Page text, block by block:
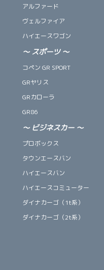
アルファード
ヴェルファイア
ハイエースワゴン
～ スポーツ ～
コペン GR SPORT
GRヤリス
GRカローラ
GR86
～ ビジネスカー ～
プロボックス
タウンエースバン
ハイエースバン
ハイエースコミューター
ダイナカーゴ（1t系）
ダイナカーゴ（2t系）